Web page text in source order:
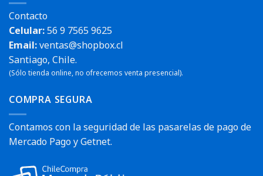
Contacto
Celular:56 9 7565 9625
Email:ventas@shopbox.cl
Santiago, Chile.
(Sólo tienda online, no ofrecemos venta presencial).
COMPRA SEGURA
Contamos con la seguridad de las pasarelas de pago de
Mercado Pago y Getnet.